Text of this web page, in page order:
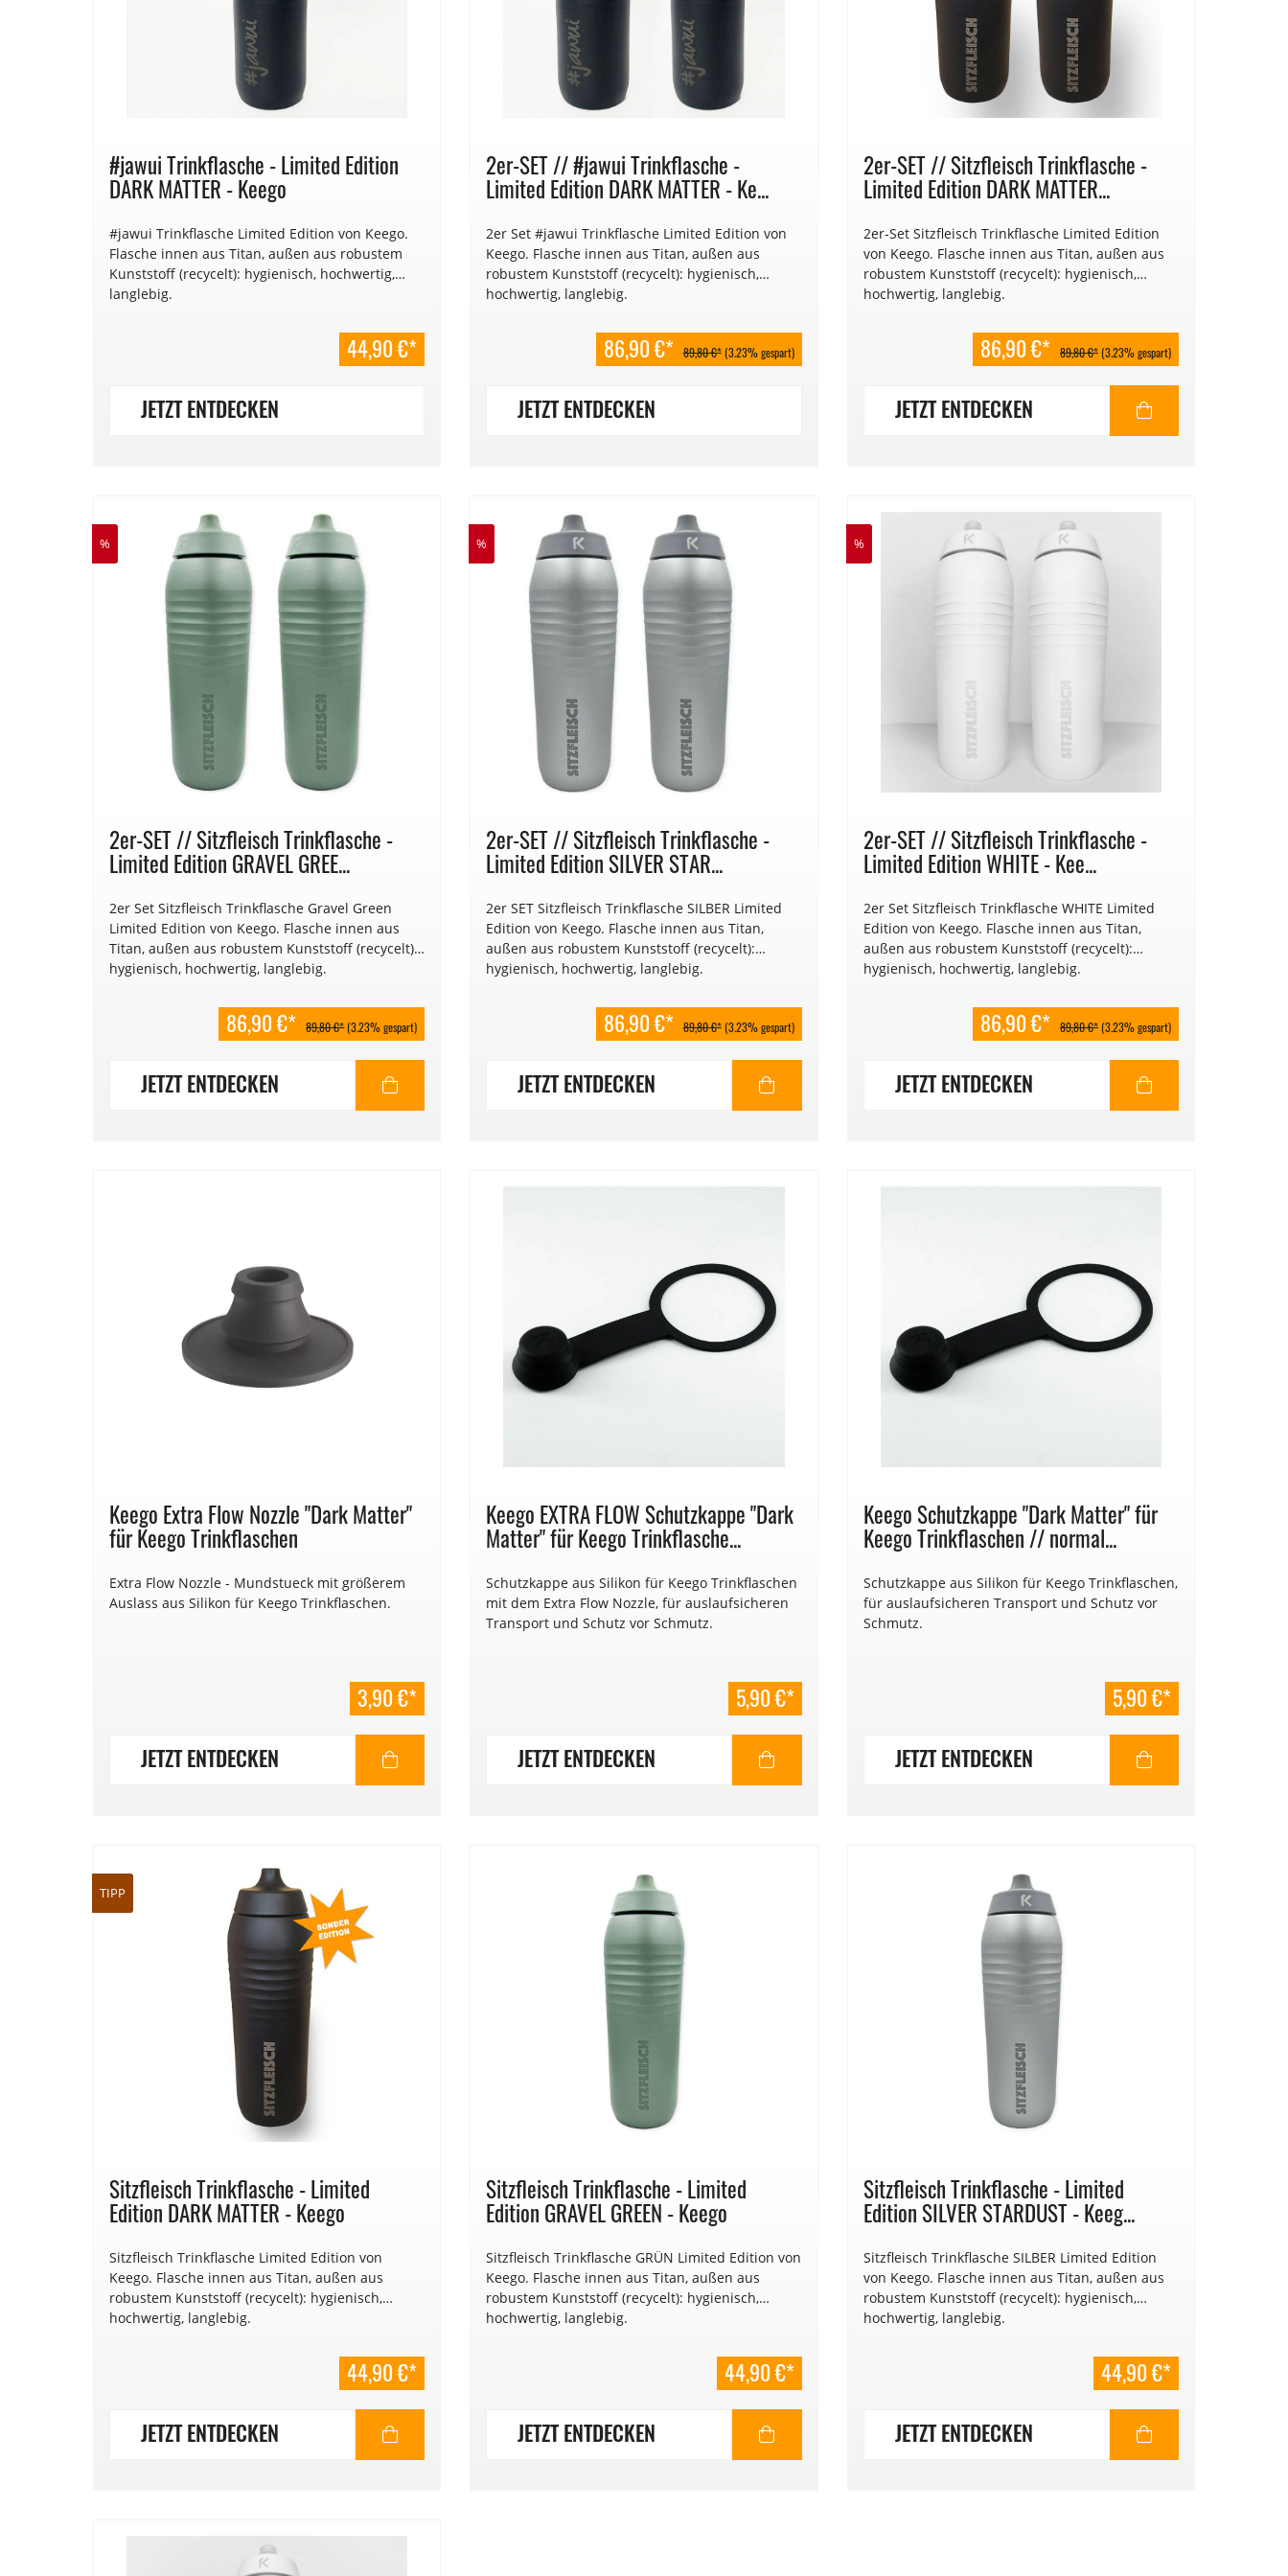
#jawui Trinkflasche - Limited Edition
DARK MATTER - Keego
#jawui Trinkflasche Limited Edition von Keego.
Flasche innen aus Titan, außen aus robustem
Kunststoff (recycelt): hygienisch, hochwertig,
langlebig.
44,90 €*
JETZT ENTDECKEN
2er-SET // #jawui Trinkflasche -
Limited Edition DARK MATTER - Ke...
2er Set #jawui Trinkflasche Limited Edition von
Keego. Flasche innen aus Titan, außen aus
robustem Kunststoff (recycelt): hygienisch,
hochwertig, langlebig.
86,90 €* 89,80 €*(3.23% gespart)
JETZT ENTDECKEN
2er-SET // Sitzfleisch Trinkflasche -
Limited Edition DARK MATTER...
2er-Set Sitzfleisch Trinkflasche Limited Edition
von Keego. Flasche innen aus Titan, außen aus
robustem Kunststoff (recycelt): hygienisch,
hochwertig, langlebig.
86,90 €* 89,80 €*(3.23% gespart)
JETZT ENTDECKEN
%
2er-SET // Sitzfleisch Trinkflasche -
Limited Edition GRAVEL GREE...
2er Set Sitzfleisch Trinkflasche Gravel Green
Limited Edition von Keego. Flasche innen aus
Titan, außen aus robustem Kunststoff (recycelt):
hygienisch, hochwertig, langlebig.
86,90 €* 89,80 €*(3.23% gespart)
JETZT ENTDECKEN
%
2er-SET // Sitzfleisch Trinkflasche -
Limited Edition SILVER STAR...
2er SET Sitzfleisch Trinkflasche SILBER Limited
Edition von Keego. Flasche innen aus Titan,
außen aus robustem Kunststoff (recycelt):
hygienisch, hochwertig, langlebig.
86,90 €* 89,80 €*(3.23% gespart)
JETZT ENTDECKEN
%
2er-SET // Sitzfleisch Trinkflasche -
Limited Edition WHITE - Kee...
2er Set Sitzfleisch Trinkflasche WHITE Limited
Edition von Keego. Flasche innen aus Titan,
außen aus robustem Kunststoff (recycelt):
hygienisch, hochwertig, langlebig.
86,90 €* 89,80 €*(3.23% gespart)
JETZT ENTDECKEN
Keego Extra Flow Nozzle "Dark Matter"
für Keego Trinkflaschen
Extra Flow Nozzle - Mundstueck mit größerem
Auslass aus Silikon für Keego Trinkflaschen.
3,90 €*
JETZT ENTDECKEN
Keego EXTRA FLOW Schutzkappe "Dark
Matter" für Keego Trinkflasche...
Schutzkappe aus Silikon für Keego Trinkflaschen
mit dem Extra Flow Nozzle, für auslaufsicheren
Transport und Schutz vor Schmutz.
5,90 €*
JETZT ENTDECKEN
Keego Schutzkappe "Dark Matter" für
Keego Trinkflaschen // normal...
Schutzkappe aus Silikon für Keego Trinkflaschen,
für auslaufsicheren Transport und Schutz vor
Schmutz.
5,90 €*
JETZT ENTDECKEN
TIPP
Sitzfleisch Trinkflasche - Limited
Edition DARK MATTER - Keego
Sitzfleisch Trinkflasche Limited Edition von
Keego. Flasche innen aus Titan, außen aus
robustem Kunststoff (recycelt): hygienisch,
hochwertig, langlebig.
44,90 €*
JETZT ENTDECKEN
Sitzfleisch Trinkflasche - Limited
Edition GRAVEL GREEN - Keego
Sitzfleisch Trinkflasche GRÜN Limited Edition von
Keego. Flasche innen aus Titan, außen aus
robustem Kunststoff (recycelt): hygienisch,
hochwertig, langlebig.
44,90 €*
JETZT ENTDECKEN
Sitzfleisch Trinkflasche - Limited
Edition SILVER STARDUST - Keeg...
Sitzfleisch Trinkflasche SILBER Limited Edition
von Keego. Flasche innen aus Titan, außen aus
robustem Kunststoff (recycelt): hygienisch,
hochwertig, langlebig.
44,90 €*
JETZT ENTDECKEN